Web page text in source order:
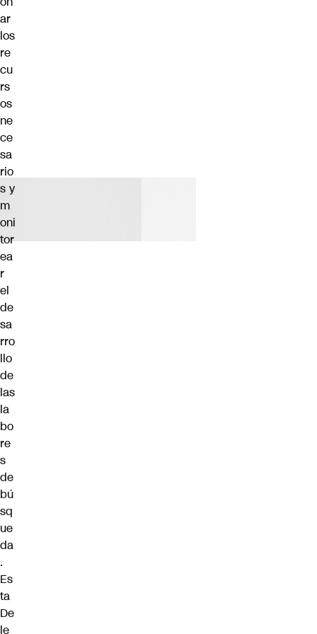
ar
los
re
cu
rs
os
ne
ce
sa
rio
s y
m
oni
tor
ea
r
el
de
sa
rro
llo
de
las
la
bo
re
s
de
bú
sq
ue
da
.
Es
ta
De
le